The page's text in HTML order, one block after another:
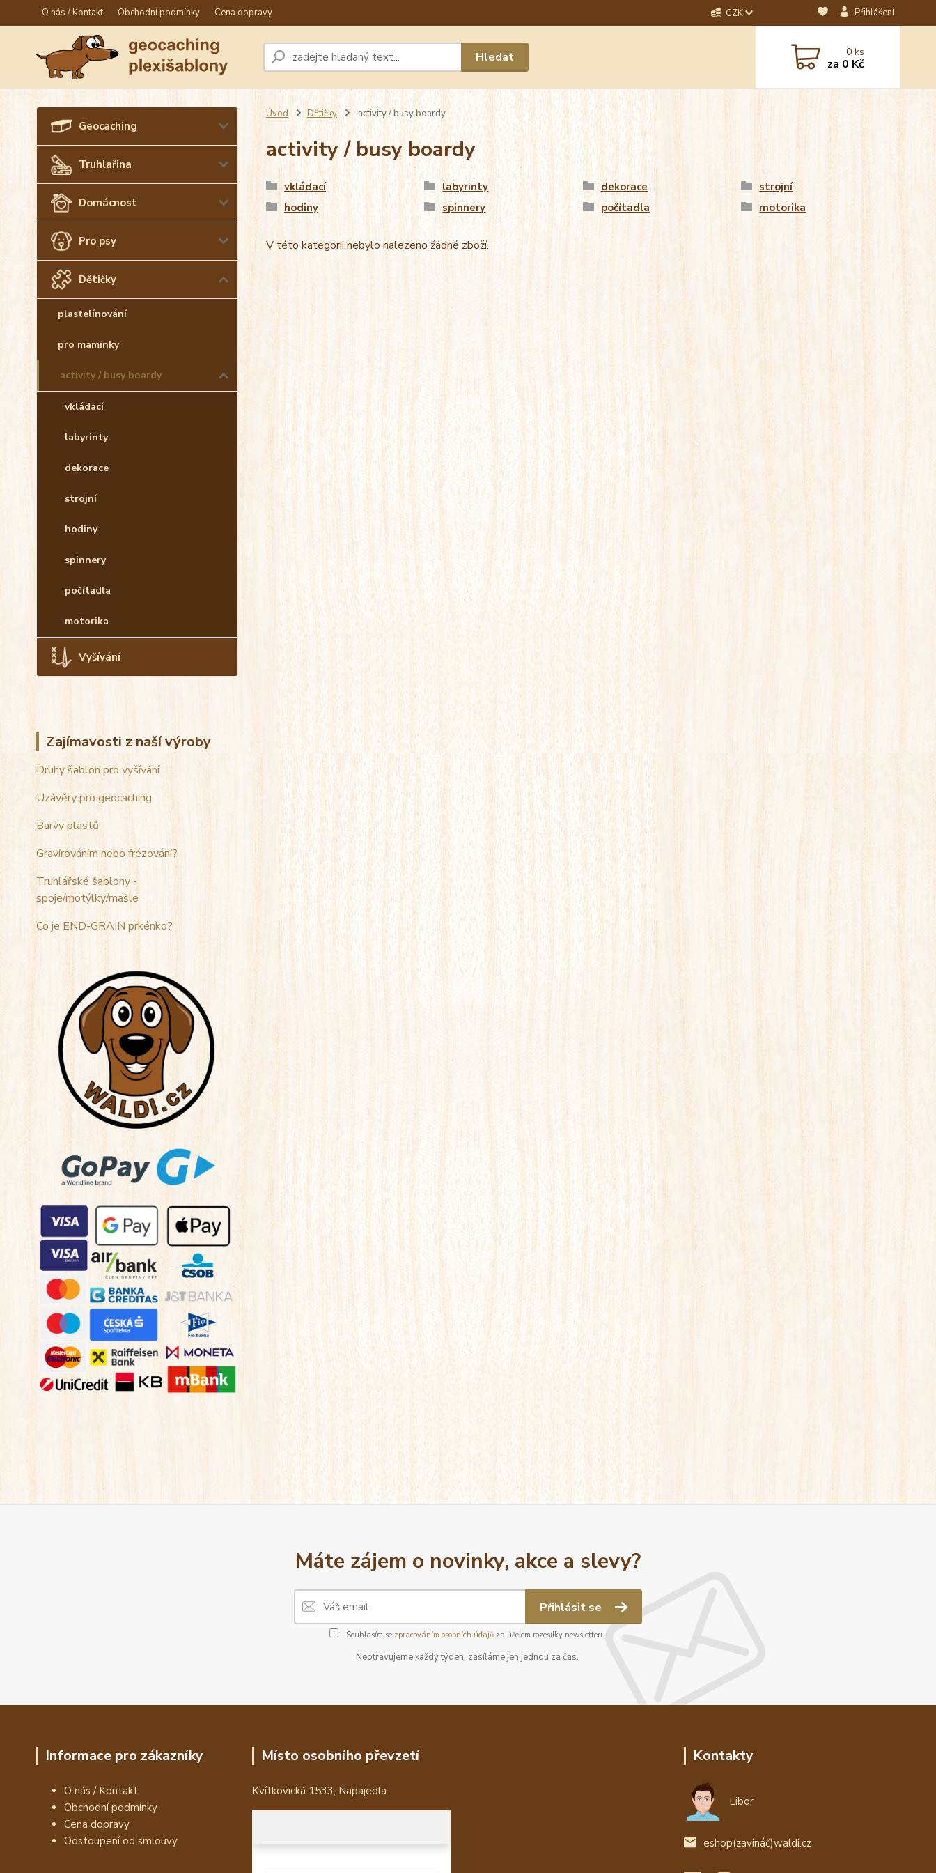
O nás / Kontakt Obchodní podmínky Cena dopravy CZK Přihlášení
Hledat 0ks
za 0 Kč
Geocaching
Truhlařina
Domácnost
Pro psy
Dětičky
plastelínování
pro maminky
activity / busy boardy
vkládací
labyrinty
dekorace
strojní
hodiny
spinnery
počítadla
motorika
Vyšívání
Zajímavosti z naší výroby
Druhy šablon pro vyšívání
Uzávěry pro geocaching
Barvy plastů
Gravírováním nebo frézování?
Truhlářské šablony -
spoje/motýlky/mašle
Co je END-GRAIN prkénko?
Úvod Dětičky activity / busy boardy
activity / busy boardy
vkládací labyrinty dekorace
strojní
hodiny
spinnery počítadla motorika
V této kategorii nebylo nalezeno žádné zboží.
Máte zájem o novinky, akce a slevy?
Přihlásit se
Souhlasím se zpracováním osobních údajůza účelem rozesílky newsletteru.
Neotravujeme každý týden, zasíláme jen jednou za čas.
Informace pro zákazníky
O nás / Kontakt
Obchodní podmínky
Cena dopravy
Odstoupení od smlouvy
Místo osobního převzetí
Kvítkovická 1533, Napajedla
Kontakty
Libor
eshop(zavináč)waldi.cz